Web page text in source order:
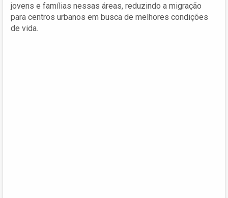
jovens e famílias nessas áreas, reduzindo a migração
para centros urbanos em busca de melhores condições
de vida.